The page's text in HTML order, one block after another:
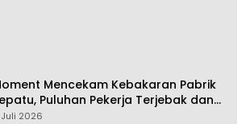
Mencekam Kebakaran Pabrik
Puluhan Pekerja Terjebak dan
Orang Tewas
Juli 2026